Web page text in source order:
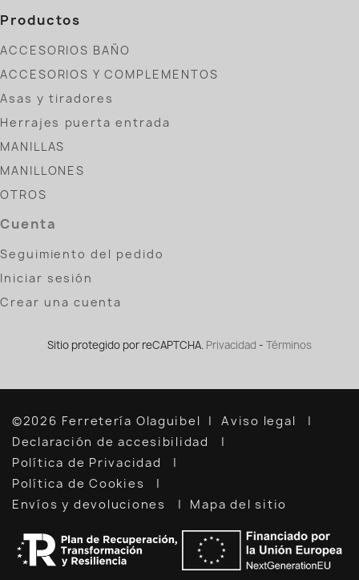
Productos
ACCESORIOS BAÑO
ACCESORIOS Y COMPLEMENTOS
Asas y tiradores
Herrajes puerta entrada
MANILLAS
MANILLONES
OTROS
Cuenta
Seguimiento del pedido
Iniciar sesión
Crear una cuenta
Sitio protegido por reCAPTCHA. Privacidad - Términos
©2026 Ferretería Olaguibel
Aviso legal
Declaración de accesibilidad
Política de Privacidad
Política de Cookies
Envíos y devoluciones
Mapa del sitio